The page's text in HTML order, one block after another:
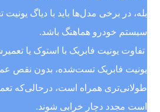
بله، در برخی مدل‌ها باید با دیاگ یونیت
سیستم خودرو هماهنگ باشد.
تفاوت یونیت فابریک با استوک یا
یونیت فابریک تست‌شده، بدون نقص
طولانی‌تری همراه است، درحالی‌که
است مجدد دچار خرابی شوند.